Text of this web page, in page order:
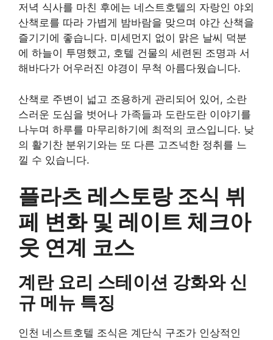
저녁 식사를 마친 후에는 네스트호텔의 자랑인 야외
산책로를 따라 가볍게 밤바람을 맞으며 야간 산책을
즐기기에 좋습니다. 미세먼지 없이 맑은 날씨 덕분
에 하늘이 투명했고, 호텔 건물의 세련된 조명과 서
해바다가 어우러진 야경이 무척 아름다웠습니다.
산책로 주변이 넓고 조용하게 관리되어 있어, 소란
스러운 도심을 벗어나 가족들과 도란도란 이야기를
나누며 하루를 마무리하기에 최적의 코스입니다. 낮
의 활기찬 분위기와는 또 다른 고즈넉한 정취를 느
낄 수 있습니다.
플라츠 레스토랑 조식 뷔
페 변화 및 레이트 체크아
웃 연계 코스
계란 요리 스테이션 강화와 신
규 메뉴 특징
인천 네스트호텔 조식은 계단식 구조가 인상적인